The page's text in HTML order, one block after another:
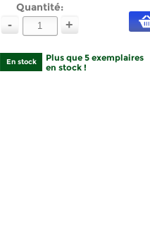
Quantité:
- +
En stock
Plus que 5 exemplaires
en stock !